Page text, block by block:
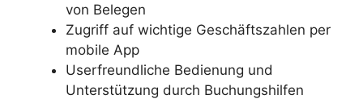
von Belegen
Zugriff auf wichtige Geschäftszahlen per
mobile App
Userfreundliche Bedienung und
Unterstützung durch Buchungshilfen